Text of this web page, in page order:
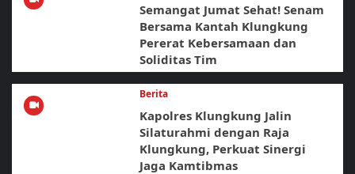
Semangat Jumat Sehat! Senam
Bersama Kantah Klungkung
Pererat Kebersamaan dan
Soliditas Tim
Berita
Kapolres Klungkung Jalin
Silaturahmi dengan Raja
Klungkung, Perkuat Sinergi
Jaga Kamtibmas